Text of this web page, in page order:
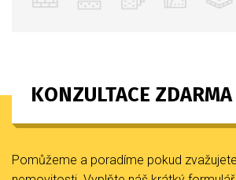
KONZULTACE ZDARMA
Pomůžeme a poradíme pokud